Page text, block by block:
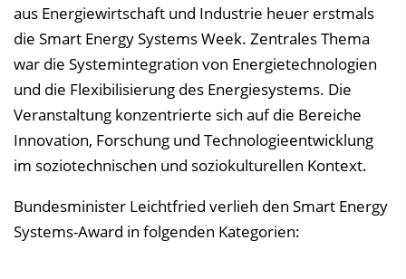
c
h
n
s
e
i
b
aus Energiewirtschaft und Industrie heuer erstmals
die Smart Energy Systems Week. Zentrales Thema
war die Systemintegration von Energietechnologien
und die Flexibilisierung des Energiesystems. Die
Veranstaltung konzentrierte sich auf die Bereiche
Innovation, Forschung und Technologieentwicklung
im soziotechnischen und soziokulturellen Kontext.
Bundesminister Leichtfried verlieh den Smart Energy
Systems-Award in folgenden Kategorien: